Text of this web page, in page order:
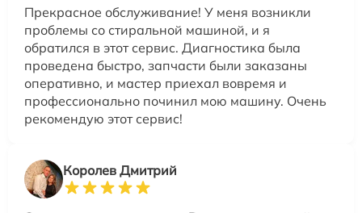
Прекрасное обслуживание! У меня возникли
проблемы со стиральной машиной, и я
обратился в этот сервис. Диагностика была
проведена быстро, запчасти были заказаны
оперативно, и мастер приехал вовремя и
профессионально починил мою машину. Очень
рекомендую этот сервис!
Королев Дмитрий